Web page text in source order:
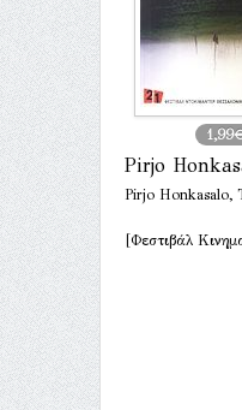
Pirjo
Pirjo Honkasalo,
[Φεστιβάλ